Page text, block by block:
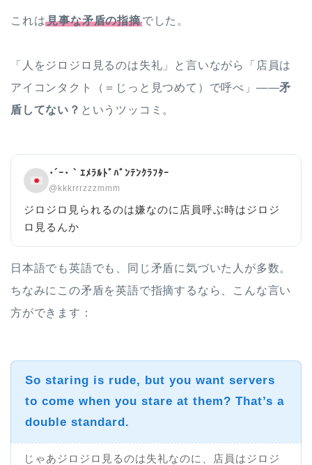
これは見事な矛盾の指摘でした。
「人をジロジロ見るのは失礼」と言いながら「店員は
アイコンタクト（＝じっと見つめて）で呼べ」——矛
盾してない？ というツッコミ。
･´ｰ･｀ｴﾒﾗﾙﾄﾞﾊﾞﾝﾃﾝｸﾗﾌﾀｰ
@kkkrrrzzzmmm
ジロジロ見られるのは嫌なのに店員呼ぶ時はジロジ
ロ見るんか
日本語でも英語でも、同じ矛盾に気づいた人が多数。
ちなみにこの矛盾を英語で指摘するなら、こんな言い
方ができます：
So staring is rude, but you want servers
to come when you stare at them?That’s a
double standard.
じゃあジロジロ見るのは失礼なのに、店員はジロジ